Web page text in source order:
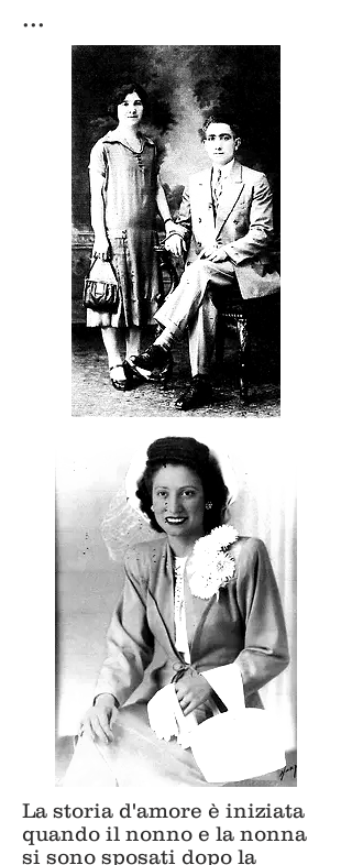
...
La storia d'amore è iniziata
quando il nonno e la nonna
si sono sposati dopo la